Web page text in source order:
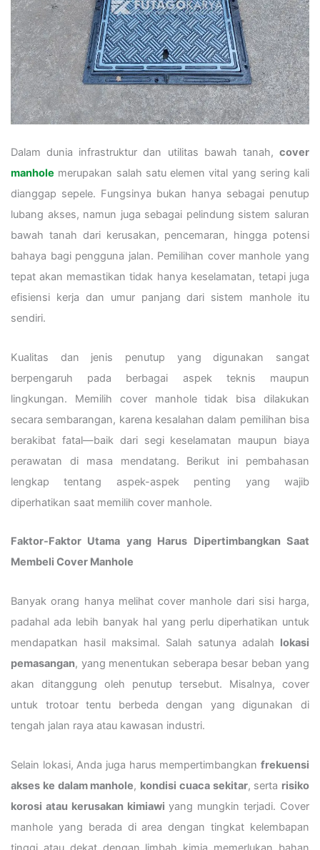
Dalam dunia infrastruktur dan utilitas bawah tanah, cover
manhole merupakan salah satu elemen vital yang sering kali
dianggap sepele. Fungsinya bukan hanya sebagai penutup
lubang akses, namun juga sebagai pelindung sistem saluran
bawah tanah dari kerusakan, pencemaran, hingga potensi
bahaya bagi pengguna jalan. Pemilihan cover manhole yang
tepat akan memastikan tidak hanya keselamatan, tetapi juga
efisiensi kerja dan umur panjang dari sistem manhole itu
sendiri.
Kualitas dan jenis penutup yang digunakan sangat
berpengaruh pada berbagai aspek teknis maupun
lingkungan. Memilih cover manhole tidak bisa dilakukan
secara sembarangan, karena kesalahan dalam pemilihan bisa
berakibat fatal—baik dari segi keselamatan maupun biaya
perawatan di masa mendatang. Berikut ini pembahasan
lengkap tentang aspek-aspek penting yang wajib
diperhatikan saat memilih cover manhole.
Faktor-Faktor Utama yang Harus Dipertimbangkan Saat
Membeli Cover Manhole
Banyak orang hanya melihat cover manhole dari sisi harga,
padahal ada lebih banyak hal yang perlu diperhatikan untuk
mendapatkan hasil maksimal. Salah satunya adalah lokasi
pemasangan, yang menentukan seberapa besar beban yang
akan ditanggung oleh penutup tersebut. Misalnya, cover
untuk trotoar tentu berbeda dengan yang digunakan di
tengah jalan raya atau kawasan industri.
Selain lokasi, Anda juga harus mempertimbangkan frekuensi
akses ke dalam manhole, kondisi cuaca sekitar, serta risiko
korosi atau kerusakan kimiawi yang mungkin terjadi. Cover
manhole yang berada di area dengan tingkat kelembapan